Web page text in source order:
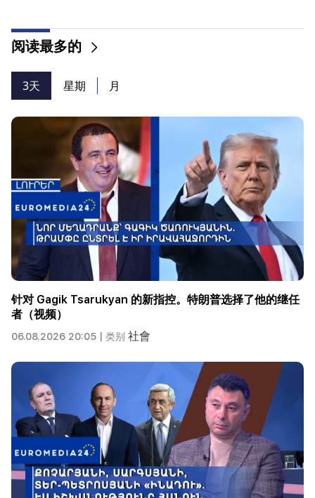
阅读最多的
3天 星期 月
针对 Gagik Tsarukyan 的新指控。特朗普选择了他的继任
者（视频）
06.08.2026 20:05 | 类别 社會